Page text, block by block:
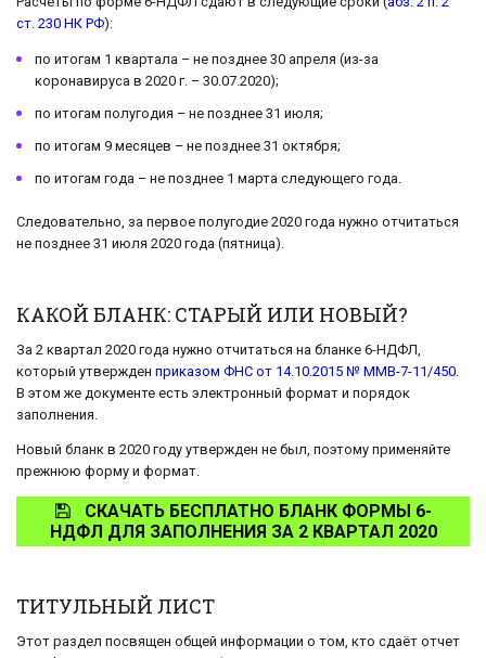
ст. 230 НК РФ):
по итогам 1 квартала – не позднее 30 апреля (из-за
коронавируса в 2020 г. – 30.07.2020);
по итогам полугодия – не позднее 31 июля;
по итогам 9 месяцев – не позднее 31 октября;
по итогам года – не позднее 1 марта следующего года.
Следовательно, за первое полугодие 2020 года нужно отчитаться
не позднее 31 июля 2020 года (пятница).
КАКОЙ БЛАНК: СТАРЫЙ ИЛИ НОВЫЙ?
За 2 квартал 2020 года нужно отчитаться на бланке 6-НДФЛ,
который утвержден приказом ФНС от 14.10.2015 № ММВ-7-11/450
В этом же документе есть электронный формат и порядок
заполнения.
Новый бланк в 2020 году утвержден не был, поэтому применяйте
прежнюю форму и формат.
СКАЧАТЬ БЕСПЛАТНО БЛАНК ФОРМЫ 6-
НДФЛ ДЛЯ ЗАПОЛНЕНИЯ ЗА 2 КВАРТАЛ 2020
ТИТУЛЬНЫЙ ЛИСТ
Этот раздел посвящен общей информации о том, кто сдаёт отчет